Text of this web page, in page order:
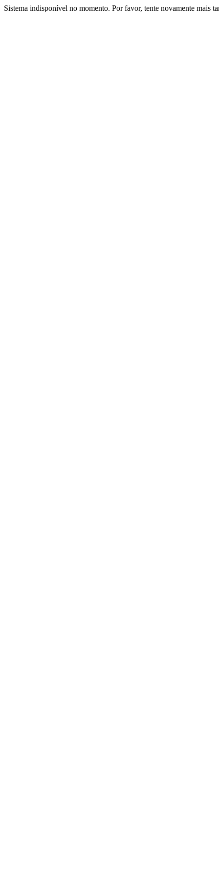
Sistema indisponível no momento. Por favor, tente novamente mais